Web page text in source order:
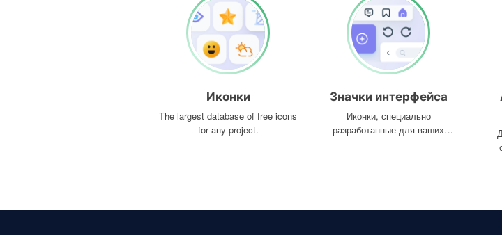
Иконки
The largest database of free icons
for any project.
Значки интерфейса
Иконки, специально
разработанные для ваших